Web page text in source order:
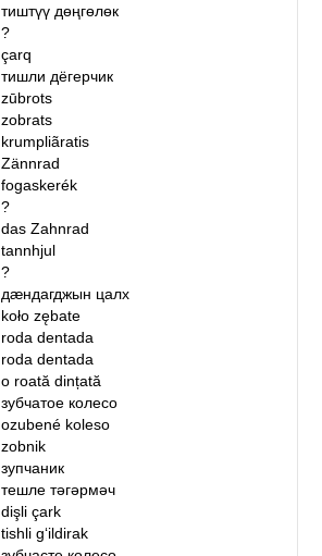
тиштүү дөңгөлөк
?
çarq
тишли дёгерчик
zūbrots
zobrats
krumpliãratis
Zännrad
fogaskerék
?
das Zahnrad
tannhjul
?
дӕндагджын цалх
koło zębate
roda dentada
roda dentada
o roată dințată
зубчатое колесо
ozubené koleso
zobnik
зупчаник
тешле тәгәрмәч
dişli çark
tishli g‘ildirak